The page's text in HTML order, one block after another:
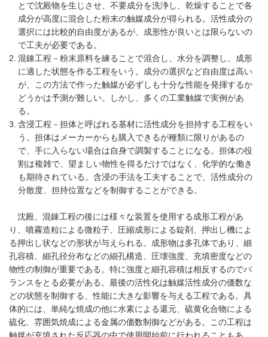
とで沈殿物を生じさせ、不要成分を洗浄し、乾燥することで各
成分が高度に混合した粉末の触媒成分が得られる。活性成分の
選択には比較的自由度があるが、成形性が良いとは限らないの
で工夫が必要である。
混錬工程－粉末原料を練ることで混合し、水分を調整し、成形
に適した状態を作る工程をいう。成分の選択など自由度は高い
が、この方法で作った触媒が必ずしも十分な性能を発揮するか
どうかは予測が難しい。しかし、多くの工業触媒で実例があ
る。
含浸工程－担体と呼ばれる基材に活性成分を担持する工程をい
う。担体はメーカーからも購入できるが種類に限りがあるの
で、手に入らない場合は自身で調製することになる。担体の役
割は複雑で、望ましい物性を得るだけではなく、化学的な働き
も期待されている。含浸の手法を工夫することで、活性成分の
分散度、担持位置などを制御することができる。
沈殿、混錬工程の後には様々な装置を使用する成形工程があ
り、噴霧造粒による微粒子、圧縮成形による錠剤、押出し機によ
る押出し状などの形状が与えられる。成形物は多孔体であり、細
孔容積、細孔径分布などの細孔構造、圧壊強度、充填密度などの
物性の制御が重要である。特に強度と細孔容積は相反するのでバ
ランスをとる必要がある。最後の活性化は触媒活性成分の価数な
どの状態を制御する、性能に大きな影響を与える工程である。具
体的には、単純な焼成の他に水素による還元、硫黄化合物による
硫化、雰囲気焼成による金属の価数制御などがある。この工程は